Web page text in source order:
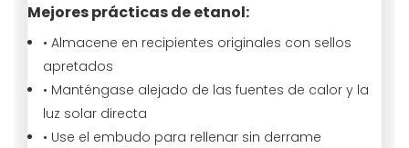
Mejores prácticas de etanol:
• Almacene en recipientes originales con sellos
apretados
• Manténgase alejado de las fuentes de calor y la
luz solar directa
• Use el embudo para rellenar sin derrame